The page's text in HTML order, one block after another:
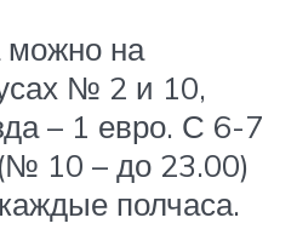
можно на
№ 2 и 10,
– 1 евро. С 6-7
10 – до 23.00)
полчаса.